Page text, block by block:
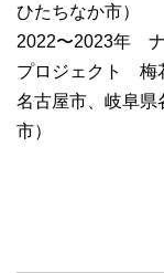
ひたちなか市）
2022〜2023年
プロジェクト 梅
名古屋市、岐阜県
市）